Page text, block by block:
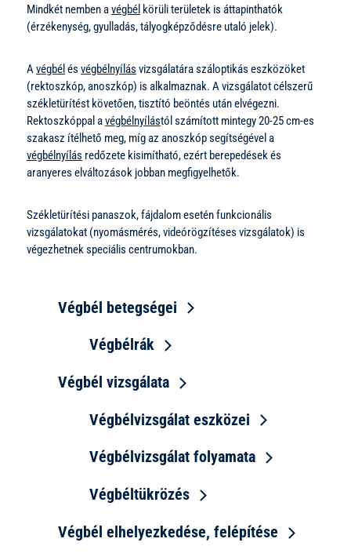
Mindkét nemben avégbél körüli területek is áttapinthatók
(érzékenység, gyulladás, tályogképződésre utaló jelek).
A végbél és végbélnyílás vizsgálatára száloptikás eszközöket
(rektoszkóp, anoszkóp) is alkalmaznak. A vizsgálatot célszerű
székletürítést követően, tisztító beöntés után elvégezni.
Rektoszkóppal avégbélnyílástól számított mintegy 20-25 cm-es
szakasz ítélhető meg, míg az anoszkóp segítségével a
végbélnyílás redőzete kisimítható, ezért berepedések és
aranyeres elváltozások jobban megfigyelhetők.
Székletürítési panaszok, fájdalom esetén funkcionális
vizsgálatokat (nyomásmérés, videórögzítéses vizsgálatok) is
végezhetnek speciális centrumokban.
Végbél betegségei
Végbélrák
Végbél vizsgálata
Végbélvizsgálat eszközei
Végbélvizsgálat folyamata
Végbéltükrözés
Végbél elhelyezkedése, felépítése